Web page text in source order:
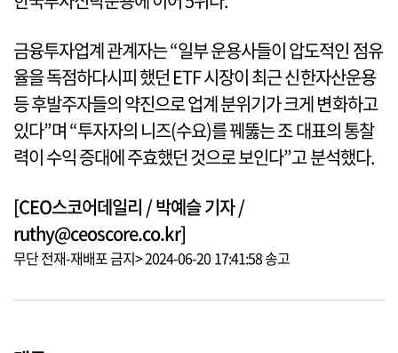
금융투자업계 관계자는 “일부 운용사들이 압도적인 점유
율을 독점하다시피 했던 ETF 시장이 최근 신한자산운용
등 후발주자들의 약진으로 업계 분위기가 크게 변화하고
있다”며 “투자자의 니즈(수요)를 꿰뚫는 조 대표의 통찰
력이 수익 증대에 주효했던 것으로 보인다”고 분석했다.
[CEO스코어데일리 / 박예슬 기자 /
ruthy@ceoscore.co.kr]
무단 전재-재배포 금지> 2024-06-20 17:41:58 송고